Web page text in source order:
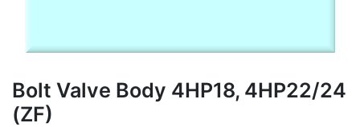
Bolt Valve Body 4HP18, 4HP22/24
(ZF)